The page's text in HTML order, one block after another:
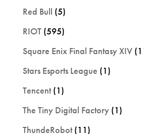
Red Bull (5)
RIOT(595)
Square Enix Final Fantasy XIV
Stars Esports League (1)
Tencent(1)
The Tiny Digital Factory(1)
ThundeRobot(11)